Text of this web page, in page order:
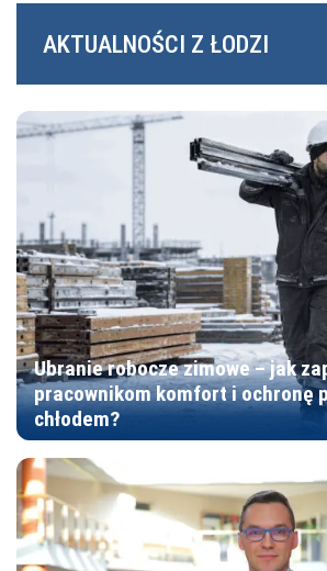
AKTUALNOŚCI Z ŁODZI
Ubranie robocze zimowe – jak
pracownikom komfort i ochronę
chłodem?